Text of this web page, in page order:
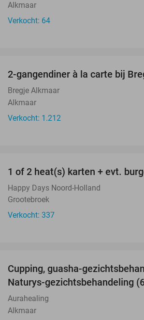
Alkmaar
Verkocht: 64
2-gangendiner à la carte bij
Bregje Alkmaar
Alkmaar
Verkocht: 1.212
1 of 2 heat(s) karten + evt.
Happy Days Noord-Holland
Grootebroek
Verkocht: 337
Cupping, guasha-
Naturys-gezichtsbehandeling
Aurahealing
Alkmaar